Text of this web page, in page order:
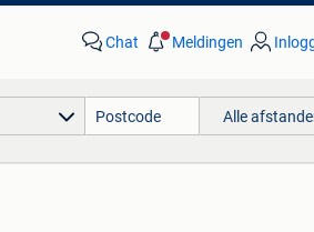
Chat Meldingen
Alle